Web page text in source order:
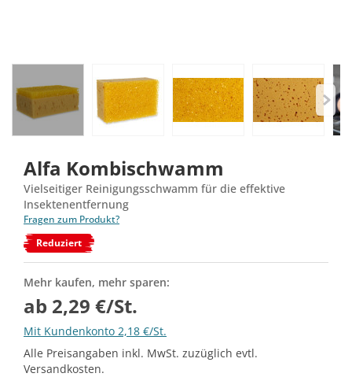
Alfa Kombischwamm
Vielseitiger Reinigungsschwamm für die effektive
Insektenentfernung
Fragen zum Produkt?
Reduziert
Mehr kaufen, mehr sparen:
ab 2,29 €/St.
Mit Kundenkonto 2,18 €/St.
Alle Preisangaben inkl. MwSt. zuzüglich evtl.
Versandkosten.